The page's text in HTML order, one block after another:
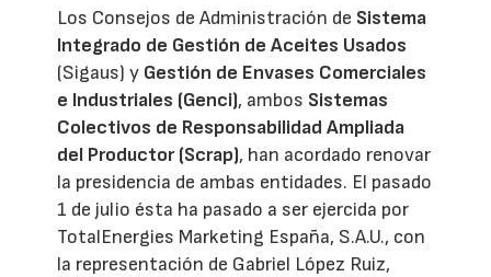
Los Consejos de Administración de Sistema
Integrado de Gestión de Aceites Usados
(Sigaus) y Gestión de Envases Comerciales
e Industriales (Genci), ambos Sistemas
Colectivos de Responsabilidad Ampliada
del Productor (Scrap), han acordado renovar
la presidencia de ambas entidades. El pasado
1 de julio ésta ha pasado a ser ejercida por
TotalEnergies Marketing España, S.A.U., con
la representación de Gabriel López Ruiz,